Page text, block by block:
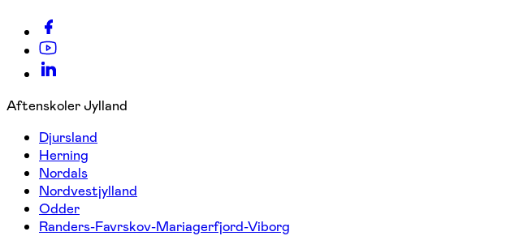
Aftenskoler Jylland
Djursland
Herning
Nordals
Nordvestjylland
Odder
Randers-Favrskov-Mariagerfjord-Viborg